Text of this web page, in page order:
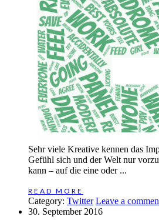
Sehr viele Kreative kennen das
Gefühl sich und der Welt nur
kann – auf die eine oder ...
READ MORE
Category: Twitter Leave a
30. September 2016